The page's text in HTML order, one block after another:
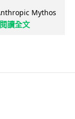
Mythos
閱讀全文